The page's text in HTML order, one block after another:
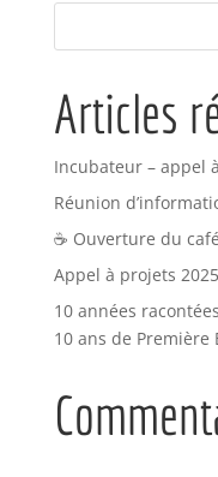
Articles
Incubateur – appel
Réunion
☕ Ouverture du
Appel à projets
10 années
10 ans de Première